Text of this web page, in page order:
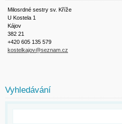
Milosrdné sestry sv. Kříže
U Kostela 1
Kájov
382 21
+420 605 135 579
kostelkajov@seznam.cz
Vyhledávání